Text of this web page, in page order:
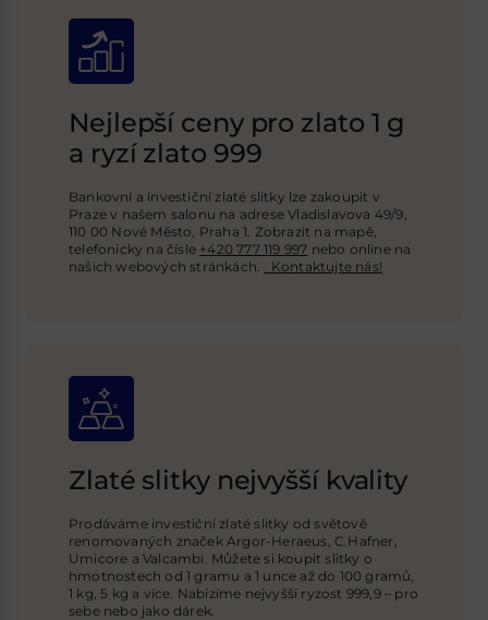
Zlaté slitky nejvyšší kvality
Prodáváme investiční zlaté slitky od světově
renomovaných značek Argor-Heraeus, C.Hafner,
Umicore a Valcambi. Můžete si koupit slitky o
hmotnostech od 1 gramu a 1 unce až do 100 gramů,
1 kg, 5 kg a více. Nabízíme nejvyšší ryzost 999,9 – pro
sebe nebo jako dárek.
Nejlepší ceny pro zlato 1 g
a ryzí zlato 999
Bankovní a investiční zlaté slitky lze zakoupit v
Praze v našem salonu na adrese Vladislavova 49/9,
110 00 Nové Město, Praha 1. Zobrazit na mapě,
telefonicky na čísle +420 777 119 997 nebo online na
našich webových stránkách. Kontaktujte nás!